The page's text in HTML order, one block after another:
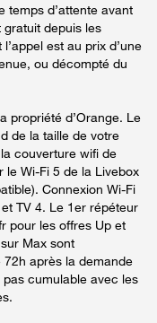
temps d’attente avant
depuis les
est au prix d’une
ou décompté du
propriété d’Orange. Le
de la taille de votre
couverture wifi de
le Wi-Fi 5 de la Livebox
Connexion Wi-Fi
TV 4. Le 1er répéteur
pour les offres Up et
Max sont
après la demande
pas cumulable avec les